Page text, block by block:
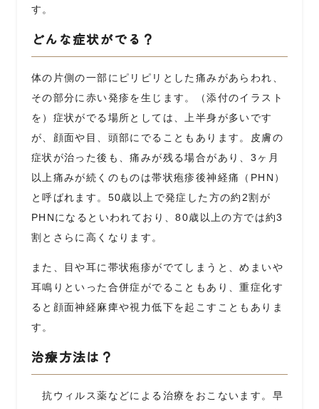
す。
どんな症状がでる？
体の片側の一部にピリピリとした痛みがあらわれ、
その部分に赤い発疹を生じます。（添付のイラスト
を）症状がでる場所としては、上半身が多いです
が、顔面や目、頭部にでることもあります。皮膚の
症状が治った後も、痛みが残る場合があり、 3 ヶ月
以上痛みが続くのものは帯状疱疹後神経痛（ PHN ）
と呼ばれます。 50歳以上で発症した方の約 2割が
PHNになるといわれており、80歳以上の方では約3
割とさらに高くなります。
また、目や耳に帯状疱疹がでてしまうと、めまいや
耳鳴りといった合併症がでることもあり、重症化す
ると顔面神経麻痺や視力低下を起こすこともありま
す。
治療方法は？
抗ウィルス薬などによる治療をおこないます。早